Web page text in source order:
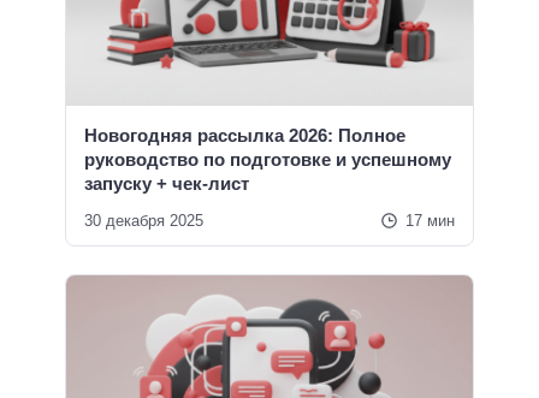
Новогодняя рассылка 2026: Полное
руководство по подготовке и успешному
запуску + чек-лист
30 декабря 2025 17 мин